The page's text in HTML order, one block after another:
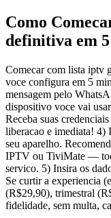
Como
definitiva em
Comecar com lista iptv
voce configura em 5
mensagem pelo
dispositivo voce vai
Receba suas
liberacao e imediata! 4)
seu aparelho.
IPTV ou TiviMate —
servico. 5) Insira os
Se curtir a experiencia
(R$29,90), trimestral
fidelidade, sem multa,